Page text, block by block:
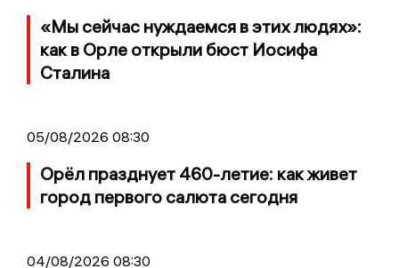
«Мы сейчас нуждаемся в этих людях»:
как в Орле открыли бюст Иосифа
Сталина
05/08/2026 08:30
Орёл празднует 460-летие: как живет
город первого салюта сегодня
04/08/2026 08:30